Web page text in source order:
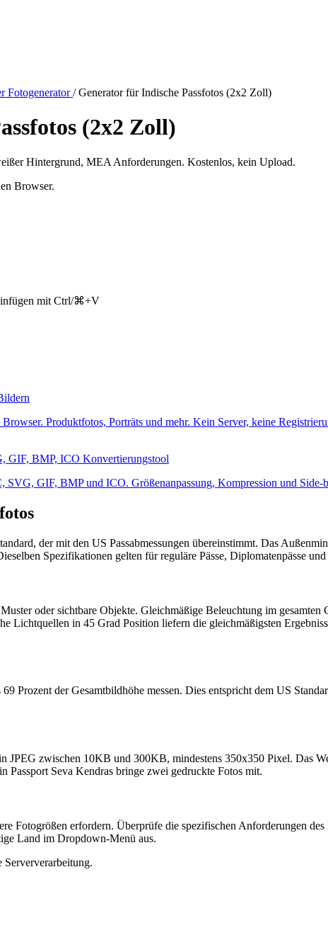
Fotogenerator/ Generator für Indische Passfotos (2x2 Zoll)
(2x2 Zoll)
Hintergrund, MEA Anforderungen. Kostenlos, kein Upload.
Browser.
mit Ctrl/⌘+V
Produktfotos, Porträts und mehr. Kein Server, keine
GIF, BMP, ICO Konvertierungstool
GIF, BMP und ICO. Größenanpassung, Kompression und
der mit den US Passabmessungen übereinstimmt. Das
Spezifikationen gelten für reguläre Pässe, Diplomatenpässe
oder sichtbare Objekte. Gleichmäßige Beleuchtung im
Lichtquellen in 45 Grad Position liefern die gleichmäßigsten
Prozent der Gesamtbildhöhe messen. Dies entspricht dem US
JPEG zwischen 10KB und 300KB, mindestens 350x350 Pixel. Das
Passport Seva Kendras bringe zwei gedruckte Fotos mit.
Fotogrößen erfordern. Überprüfe die spezifischen Anforderungen
Land im Dropdown-Menü aus.
Serververarbeitung.